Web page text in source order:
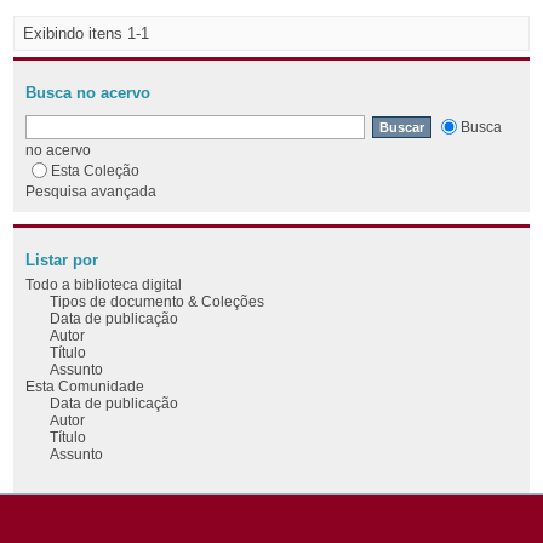
Exibindo itens 1-1
Busca no acervo
Busca
no acervo
Esta Coleção
Pesquisa avançada
Listar por
Todo a biblioteca digital
Tipos de documento & Coleções
Data de publicação
Autor
Título
Assunto
Esta Comunidade
Data de publicação
Autor
Título
Assunto